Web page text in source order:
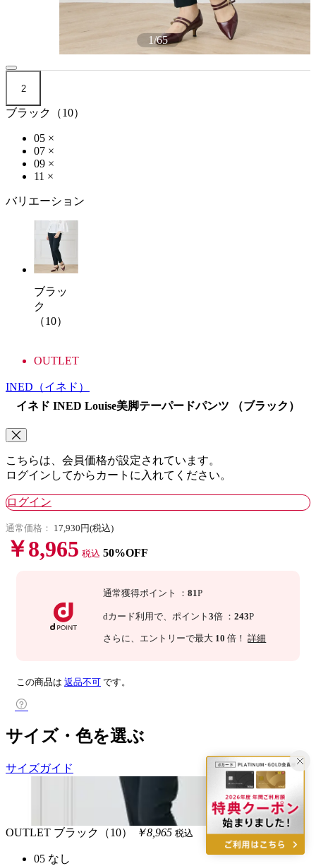
1/65
2
ブラック（10）
05 ×
07 ×
09 ×
11 ×
バリエーション
ブラッ
ク
（10）
OUTLET
INED （イネド）
イネド INED Louise美脚テーパードパンツ （ブラック）
こちらは、会員価格が設定されています。
ログインしてからカートに入れてください。
ログイン
通常価格： 17,930円(税込)
￥8,965 税込 50%OFF
通常獲得ポイント ：81P
dカード利用で、ポイント3倍 ：243P
さらに、エントリーで最大 10 倍！詳細
この商品は 返品不可 です。
サイズ・色を選ぶ
サイズガイド
OUTLET ブラック（10） ￥8,965 税込
05 なし